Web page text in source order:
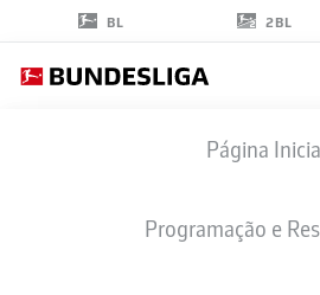
BL 2BL
Página
Programação e